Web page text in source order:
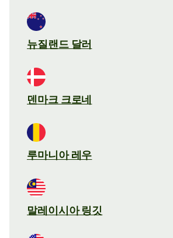
뉴질랜드 달러
덴마크 크로네
루마니아 레우
말레이시아 링깃